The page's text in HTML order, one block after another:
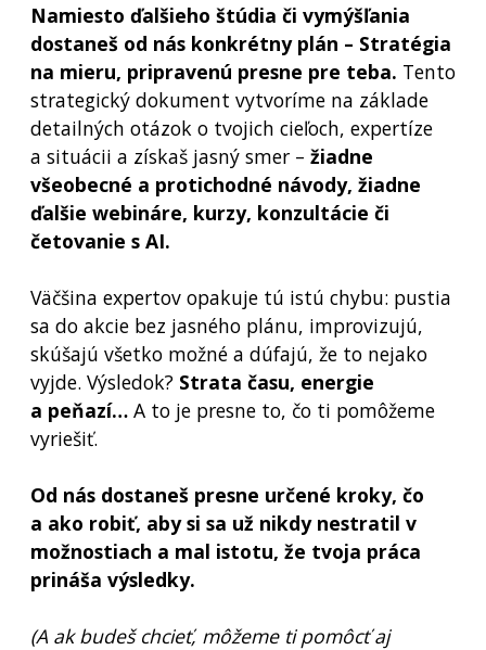
Namiesto ďalšieho štúdia či vymýšľania
dostaneš od nás konkrétny plán – Stratégia
na mieru, pripravenú presne pre teba. Tento
strategický dokument vytvoríme na základe
detailných otázok o tvojich cieľoch, expertíze
a situácii a získaš jasný smer – žiadne
všeobecné a protichodné návody, žiadne
ďalšie webináre, kurzy, konzultácie či
četovanie s AI.
Väčšina expertov opakuje tú istú chybu: pustia
sa do akcie bez jasného plánu, improvizujú,
skúšajú všetko možné a dúfajú, že to nejako
vyjde. Výsledok? Strata času, energie
a peňazí… A to je presne to, čo ti pomôžeme
vyriešiť.
Od nás dostaneš presne určené kroky, čo
a ako robiť, aby si sa už nikdy nestratil v
možnostiach a mal istotu, že tvoja práca
prináša výsledky.
(A ak budeš chcieť, môžeme ti pomôcť aj